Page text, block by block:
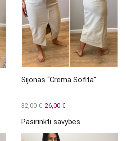
Sijonas “Crema Sofita”
32,00€ Original
was:
32,00 €.
26,00 €Current
is:
26,00 €.
Pasirinkti savybes
has